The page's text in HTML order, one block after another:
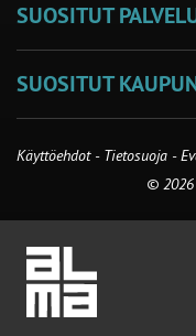
SUOSITUT
SUOSITUT
Käyttöehdot - Tietosuoja -
© 2026